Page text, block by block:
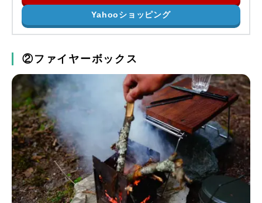
Yahooショッピング
②ファイヤーボックス